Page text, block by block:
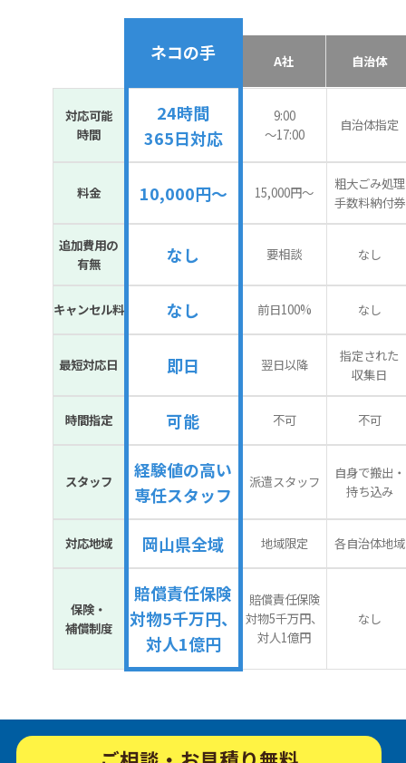
ネコの手 A社 自治体
対応可能
時間
24時間
365日対応
9:00
〜17:00
自治体指定
料金 10,000円～ 15,000円〜
粗大ごみ処理
手数料納付券
追加費用の
有無
なし 要相談 なし
キャンセル料 なし 前日100% なし
最短対応日 即日 翌日以降
指定された
収集日
時間指定 可能 不可 不可
スタッフ
経験値の高い
専任スタッフ
派遣スタッフ
自身で搬出・
持ち込み
対応地域 岡山県全域 地域限定 各自治体地域
保険・
補償制度
賠償責任保険
対物5千万円、
対人1億円
賠償責任保険
対物5千万円、
対人1億円
なし